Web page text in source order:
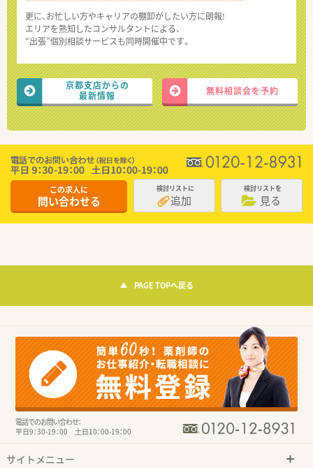
更に、お忙しい方やキャリアの棚卸がしたい方に朗報!
エリアを熟知したコンサルタントによる、
“出張”個別相談サービスも同時開催中です。
京都支店からの
最新情報
無料相談会を予約
この求人に
問い合わせる
検討リストに
追加
検討リストを
見る
PAGE TOPへ戻る
電話でのお問い合わせ：
平日9：30-19：00 土日10：00-19：00
サイトメニュー